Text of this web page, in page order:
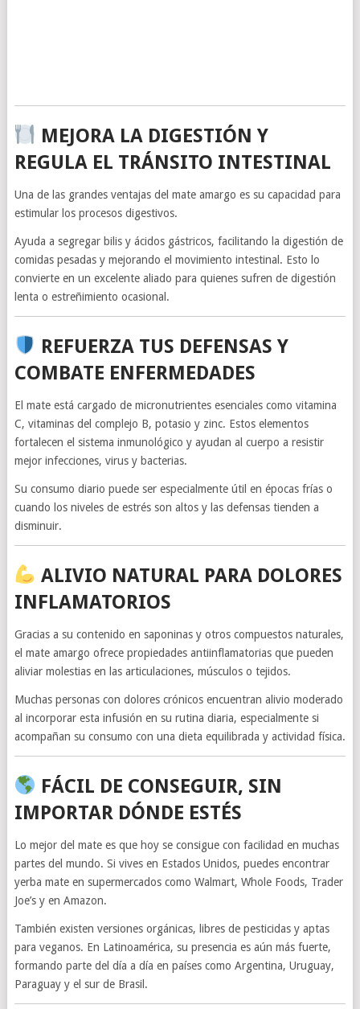
MEJORA LA DIGESTIÓN Y
REGULA EL TRÁNSITO INTESTINAL
Una de las grandes ventajas del mate amargo es su capacidad para
estimular los procesos digestivos.
Ayuda a segregar bilis y ácidos gástricos, facilitando la digestión de
comidas pesadas y mejorando el movimiento intestinal. Esto lo
convierte en un excelente aliado para quienes sufren de digestión
lenta o estreñimiento ocasional.
REFUERZA TUS DEFENSAS Y
COMBATE ENFERMEDADES
El mate está cargado de micronutrientes esenciales como vitamina
C, vitaminas del complejo B, potasio y zinc. Estos elementos
fortalecen el sistema inmunológico y ayudan al cuerpo a resistir
mejor infecciones, virus y bacterias.
Su consumo diario puede ser especialmente útil en épocas frías o
cuando los niveles de estrés son altos y las defensas tienden a
disminuir.
ALIVIO NATURAL PARA DOLORES
INFLAMATORIOS
Gracias a su contenido en saponinas y otros compuestos naturales,
el mate amargo ofrece propiedades antiinflamatorias que pueden
aliviar molestias en las articulaciones, músculos o tejidos.
Muchas personas con dolores crónicos encuentran alivio moderado
al incorporar esta infusión en su rutina diaria, especialmente si
acompañan su consumo con una dieta equilibrada y actividad física.
FÁCIL DE CONSEGUIR, SIN
IMPORTAR DÓNDE ESTÉS
Lo mejor del mate es que hoy se consigue con facilidad en muchas
partes del mundo. Si vives en Estados Unidos, puedes encontrar
yerba mate en supermercados como Walmart, Whole Foods, Trader
Joe’s y en Amazon.
También existen versiones orgánicas, libres de pesticidas y aptas
para veganos. En Latinoamérica, su presencia es aún más fuerte,
formando parte del día a día en países como Argentina, Uruguay,
Paraguay y el sur de Brasil.